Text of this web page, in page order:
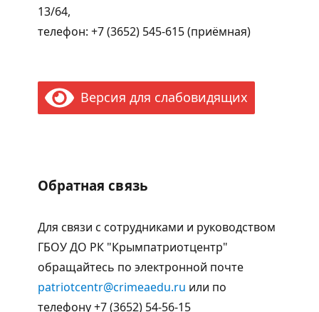
13/64,
телефон: +7 (3652) 545-615 (приёмная)
Версия для слабовидящих
Обратная связь
Для связи с сотрудниками и руководством
ГБОУ ДО РК "Крымпатриотцентр"
обращайтесь по электронной почте
patriotcentr@crimeaedu.ru или по
телефону +7 (3652) 54-56-15